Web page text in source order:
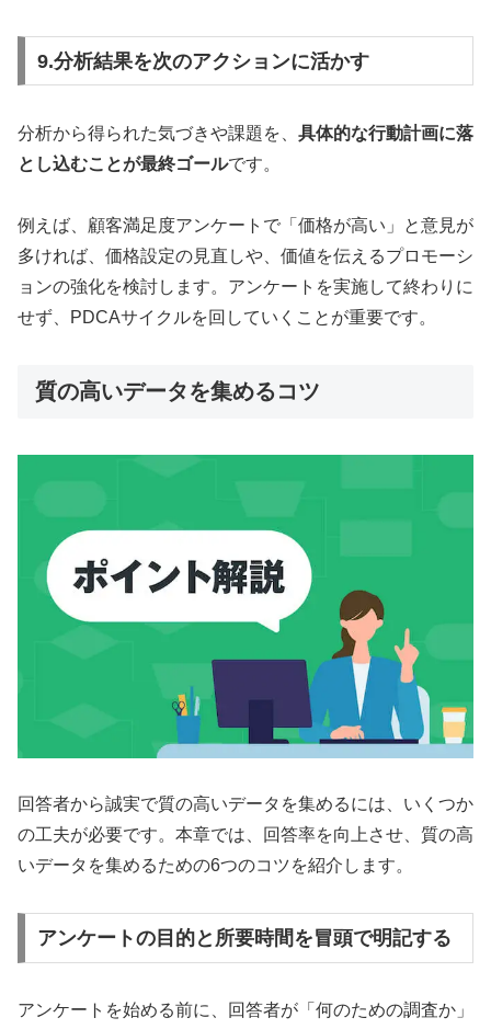
9.分析結果を次のアクションに活かす
分析から得られた気づきや課題を、 具体的な行動計画に落
とし込むことが最終ゴールです。
例えば、顧客満足度アンケートで「価格が高い」と意見が
多ければ、価格設定の見直しや、価値を伝えるプロモーシ
ョンの強化を検討します。アンケートを実施して終わりに
せず、PDCAサイクルを回していくことが重要です。
質の高いデータを集めるコツ
回答者から誠実で質の高いデータを集めるには、いくつか
の工夫が必要です。本章では、回答率を向上させ、質の高
いデータを集めるための6つのコツを紹介します。
アンケートの目的と所要時間を冒頭で明記する
アンケートを始める前に、回答者が「何のための調査か」